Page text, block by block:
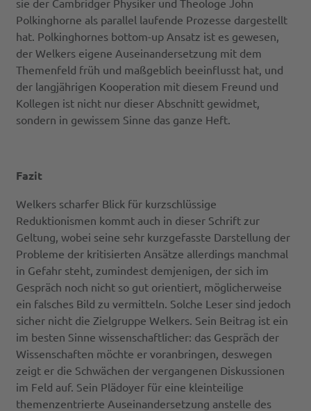
Polkinghorne als parallel laufende Prozesse dargestellt
hat. Polkinghornes bottom-up Ansatz ist es gewesen,
der Welkers eigene Auseinandersetzung mit dem
Themenfeld früh und maßgeblich beeinflusst hat, und
der langjährigen Kooperation mit diesem Freund und
Kollegen ist nicht nur dieser Abschnitt gewidmet,
sondern in gewissem Sinne das ganze Heft.
Fazit
Welkers scharfer Blick für kurzschlüssige
Reduktionismen kommt auch in dieser Schrift zur
Geltung, wobei seine sehr kurzgefasste Darstellung der
Probleme der kritisierten Ansätze allerdings manchmal
in Gefahr steht, zumindest demjenigen, der sich im
Gespräch noch nicht so gut orientiert, möglicherweise
ein falsches Bild zu vermitteln. Solche Leser sind jedoch
sicher nicht die Zielgruppe Welkers. Sein Beitrag ist ein
im besten Sinne wissenschaftlicher: das Gespräch der
Wissenschaften möchte er voranbringen, deswegen
zeigt er die Schwächen der vergangenen Diskussionen
im Feld auf. Sein Plädoyer für eine kleinteilige
themenzentrierte Auseinandersetzung anstelle des